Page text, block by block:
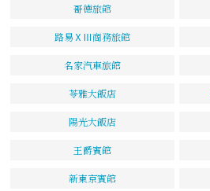
哥德旅館
路易ⅩⅢ商務旅館
名家汽車旅館
苓雅大飯店
陽光大飯店
王爵賓館
新東京賓館